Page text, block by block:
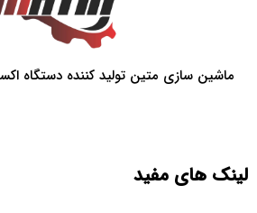
سازی متین تولید کننده دستگاه
های مفید